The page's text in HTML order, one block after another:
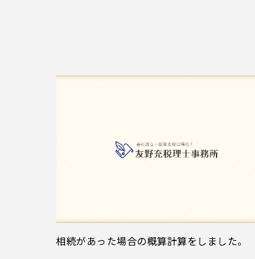
相続があった場合の概算計算をしました。